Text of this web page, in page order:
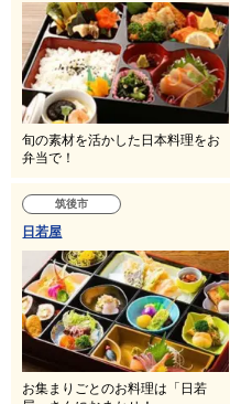
旬の素材を活かした日本料理をお
弁当で！
筑後市
日若屋
お集まりごとのお料理は「日若